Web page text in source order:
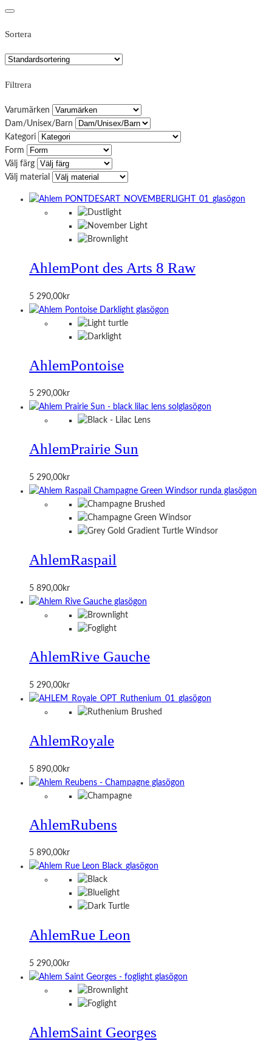
Sortera
Filtrera
Varumärken
Dam/Unisex/Barn
Kategori
Form
Välj färg
Välj material
AhlemPont des Arts 8 Raw
5 290,00kr
AhlemPontoise
5 290,00kr
AhlemPrairie Sun
5 290,00kr
AhlemRaspail
5 890,00kr
AhlemRive Gauche
5 290,00kr
AhlemRoyale
5 890,00kr
AhlemRubens
5 890,00kr
AhlemRue Leon
5 290,00kr
AhlemSaint Georges